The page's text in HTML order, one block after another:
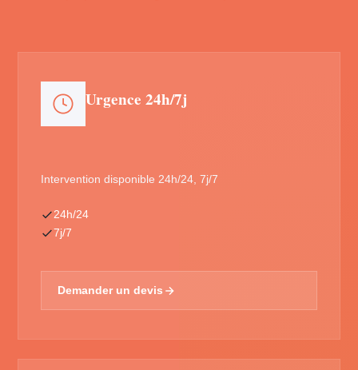
Urgence 24h/7j
Intervention disponible 24h/24, 7j/7
24h/24
7j/7
Demander un devis